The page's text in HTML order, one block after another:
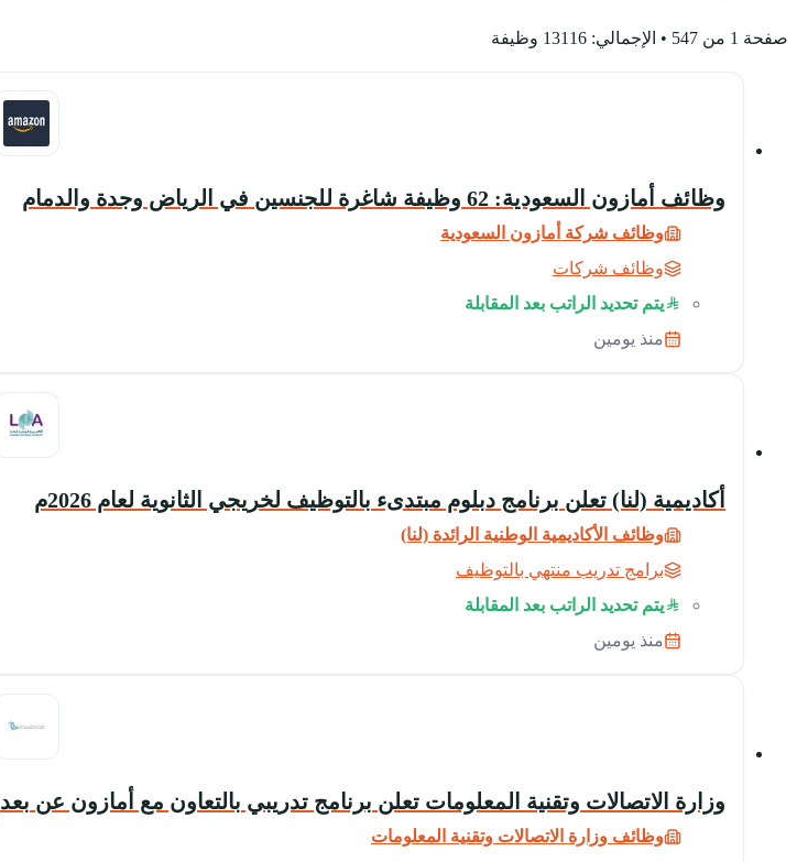
صفحة 1 من 547 • الإجمالي: 13116 وظيفة
وظائف أمازون السعودية: 62 وظيفة شاغرة للجنسين في الرياض وجدة والدمام
وظائف شركة أمازون السعودية
وظائف شركات
يتم تحديد الراتب بعد المقابلة
منذ يومين
أكاديمية (لنا) تعلن برنامج دبلوم مبتدىء بالتوظيف لخريجي الثانوية لعام 2026م
وظائف الأكاديمية الوطنية الرائدة (لنا)
برامج تدريب منتهي بالتوظيف
يتم تحديد الراتب بعد المقابلة
منذ يومين
وزارة الاتصالات وتقنية المعلومات تعلن برنامج تدريبي بالتعاون مع أمازون عن بعد
وظائف وزارة الاتصالات وتقنية المعلومات